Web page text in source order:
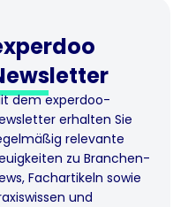
dem experdoo-
erhalten Sie
relevante
zu Branchen-
Fachartikeln sowie
und